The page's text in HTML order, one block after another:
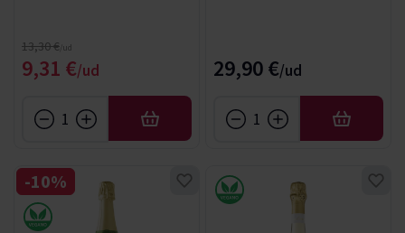
Precio especial
9,31 €
Precio normal
13,30 €
AÑADIR
29,90 €
AÑADIR
-10%